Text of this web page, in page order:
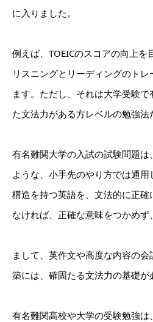
に入りました。
例えば、TOEICのスコアの向上を
リスニングとリーディングのト
ます。ただし、それは大学受験
た文法力がある方レベルの勉強法
有名難関大学の入試の試験問題
ような、小手先のやり方では通
構造を持つ英語を、文法的に正
なければ、正確な意味をつかめず
まして、英作文や高度な内容の
築には、確固たる文法力の基礎が
有名難関高校や大学の受験勉強